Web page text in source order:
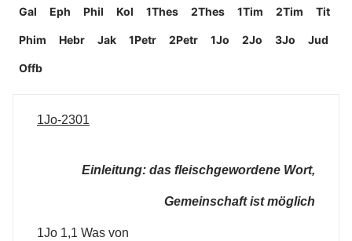
Gal Eph Phil Kol 1Thes 2Thes 1Tim 2Tim Tit
Phim Hebr Jak 1Petr 2Petr 1Jo 2Jo 3Jo Jud
Offb
1Jo-2301
Einleitung: das fleischgewordene Wort,
Gemeinschaft ist möglich
1Jo 1,1 Was von